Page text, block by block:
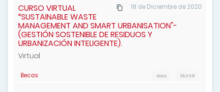
18 de Diciembre de 2020
CURSO VIRTUAL
“SUSTAINABLE WASTE
MANAGEMENT AND SMART URBANISATION"-
(GESTIÓN SOSTENIBLE DE RESIDUOS Y
URBANIZACIÓN INTELIGENTE).
Virtual
Becas 25,5 KB
docx